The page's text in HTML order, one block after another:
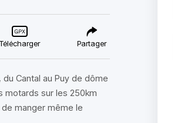
Télécharger Partager
Cantal au Puy de dôme
motards sur les 250km
manger même le